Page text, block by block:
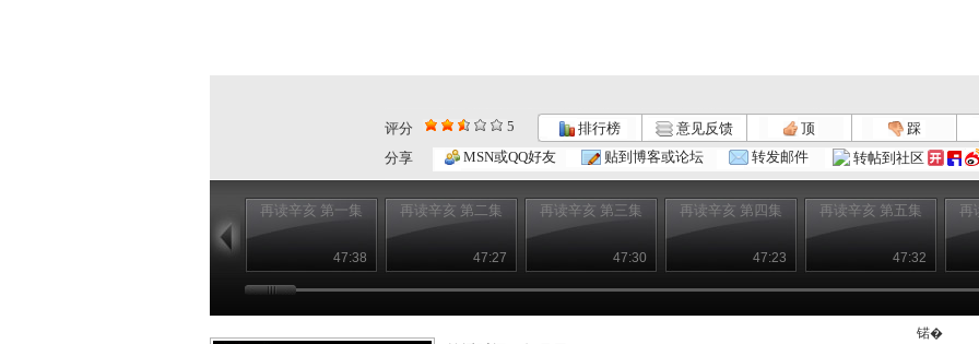
评分 5 排行榜 意见反馈 顶
踩
分享
MSN或QQ好友 贴到博客或论坛 转发邮件 转帖到社区
再读辛亥 第一集
47:38
再读辛亥 第二集
47:27
再读辛亥 第三集
47:30
再读辛亥 第四集
47:23
再读辛亥 第五集
47:32
再
锘�